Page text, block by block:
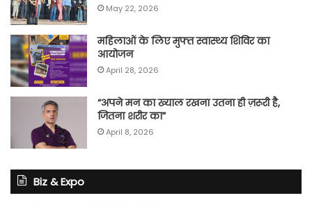
May 22, 2026
महिलाओं के लिए मुफ्त स्वास्थ्य शिविर का
आयोजन
April 28, 2026
“अपने मन का ख्याल रखना उतना ही ज़रूरी है,
जितना शरीर का”
April 8, 2026
Biz & Expo